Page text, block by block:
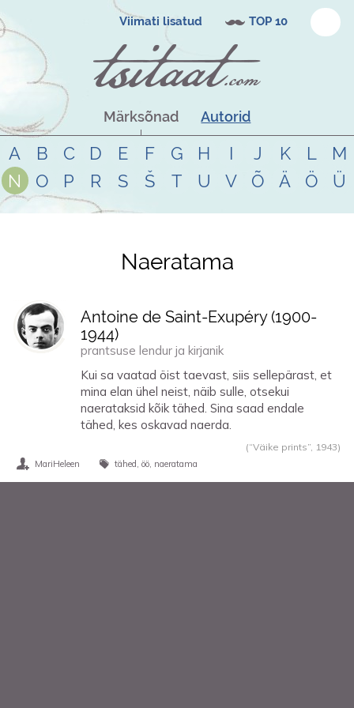
Viimati lisatud TOP 10
Märksõnad Autorid
A B C D E F G H I J K L
M
N
O P R S Š T U V Õ Ä Ö Ü
Tsitaadid teemal naeratama
Naeratama
Antoine de Saint-Exupéry (1900-
1944)
prantsuse lendur ja kirjanik
Kui sa vaatad öist taevast, siis sellepärast, et
mina elan ühel neist, näib sulle, otsekui
naerataksid kõik tähed. Sina saad endale
tähed, kes oskavad naerda.
(“Väike prints”, 1943)
MariHeleen tähed öö naeratama